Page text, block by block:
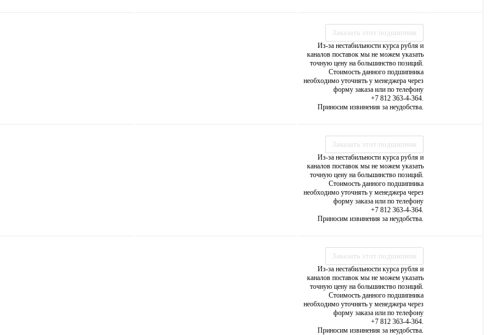
Заказать этот подшипник
Из-за нестабильности курса рубля и
каналов поставок мы не можем указать
точную цену на большинство позиций.
Стоимость данного подшипника
необходимо уточнять у менеджера через
форму заказа или по телефону
+7 812 363-4-364.
Приносим извинения за неудобства.
Заказать этот подшипник
Из-за нестабильности курса рубля и
каналов поставок мы не можем указать
точную цену на большинство позиций.
Стоимость данного подшипника
необходимо уточнять у менеджера через
форму заказа или по телефону
+7 812 363-4-364.
Приносим извинения за неудобства.
Заказать этот подшипник
Из-за нестабильности курса рубля и
каналов поставок мы не можем указать
точную цену на большинство позиций.
Стоимость данного подшипника
необходимо уточнять у менеджера через
форму заказа или по телефону
+7 812 363-4-364.
Приносим извинения за неудобства.